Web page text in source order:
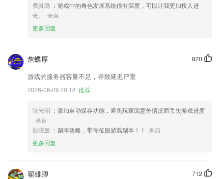
窦真璐 ：游戏中的角色发展系统很有深度，可以让我更加投入进
去。
来自
更多回复
820
詹蝶厚
游戏的服务器容量不足，导致延迟严重
2026-06-09 20:18 推荐
沈光昭 ：添加自动保存功能，避免玩家因意外情况而丢失游戏进度
来自
殷晓媛 ：副本攻略，带你征服游戏副本！！
来自
更多回复
712
翟雄卿